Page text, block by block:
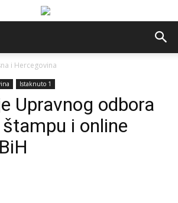
i Hercegovina
Istaknuto 1
Upravnog odbora
i online